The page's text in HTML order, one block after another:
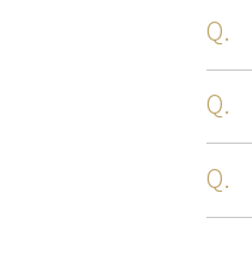
Q.
Q.
Q.